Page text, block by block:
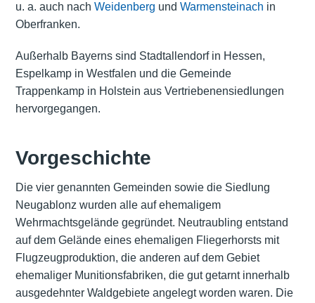
u. a. auch nach Weidenberg und Warmensteinach in
Oberfranken.
Außerhalb Bayerns sind Stadtallendorf in Hessen,
Espelkamp in Westfalen und die Gemeinde
Trappenkamp in Holstein aus Vertriebenensiedlungen
hervorgegangen.
Vorgeschichte
Die vier genannten Gemeinden sowie die Siedlung
Neugablonz wurden alle auf ehemaligem
Wehrmachtsgelände gegründet. Neutraubling entstand
auf dem Gelände eines ehemaligen Fliegerhorsts mit
Flugzeugproduktion, die anderen auf dem Gebiet
ehemaliger Munitionsfabriken, die gut getarnt innerhalb
ausgedehnter Waldgebiete angelegt worden waren. Die